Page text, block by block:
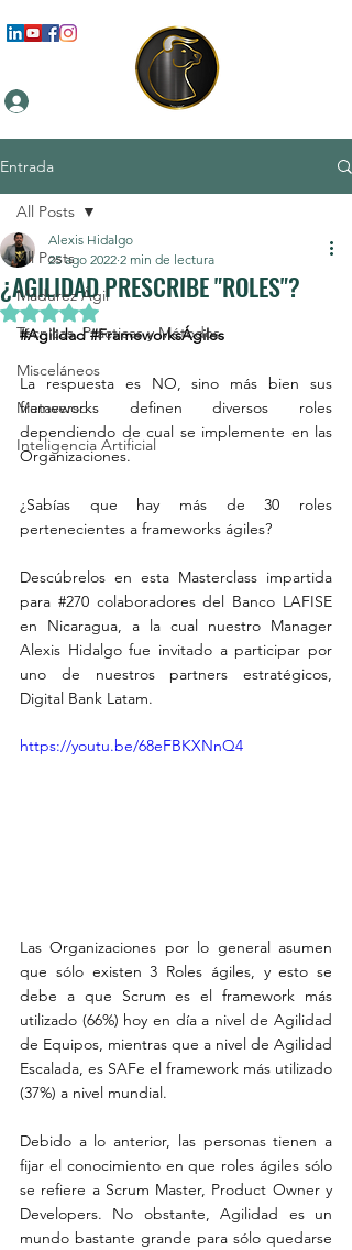
Entrada
All Posts
Madurez Ágil
Técnicas, Prácticas y Métodos
Misceláneos
Metaverso
Inteligencia Artificial
All Posts
¿AGILIDAD PRESCRIBE "ROLES"?
Alexis Hidalgo
25 ago 2022 2 min de lectura
Obtuvo NaN de 5 estrellas.
#Agilidad #FrameworksÁgiles
La respuesta es NO, sino más bien sus
frameworks definen diversos roles
dependiendo de cual se implemente en las
Organizaciones.
¿Sabías que hay más de 30 roles
pertenecientes a frameworks ágiles?
Descúbrelos en esta Masterclass impartida
para #270 colaboradores del Banco LAFISE
en Nicaragua, a la cual nuestro Manager
Alexis Hidalgo fue invitado a participar por
uno de nuestros partners estratégicos,
Digital Bank Latam.
https://youtu.be/68eFBKXNnQ4
Las Organizaciones por lo general asumen
que sólo existen 3 Roles ágiles, y esto se
debe a que Scrum es el framework más
utilizado (66%) hoy en día a nivel de Agilidad
de Equipos, mientras que a nivel de Agilidad
Escalada, es SAFe el framework más utilizado
(37%) a nivel mundial.
Debido a lo anterior, las personas tienen a
fijar el conocimiento en que roles ágiles sólo
se refiere a Scrum Master, Product Owner y
Developers. No obstante, Agilidad es un
mundo bastante grande para sólo quedarse